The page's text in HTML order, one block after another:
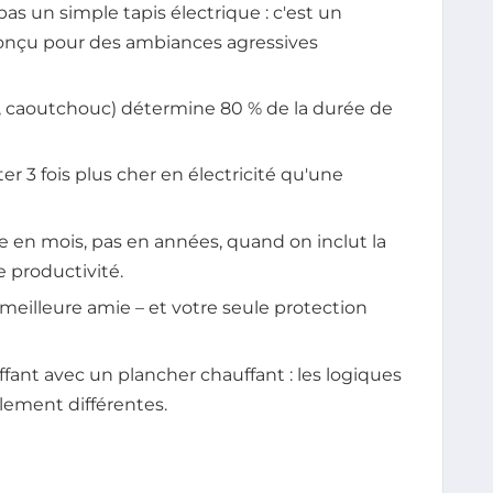
un simple tapis électrique : c'est un
pour des ambiances agressives
détermine 80 % de la durée de
3 fois plus cher en électricité qu'une
mois, pas en années, quand on inclut la
productivité.
amie – et votre seule protection
avec un plancher chauffant : les logiques
différentes.